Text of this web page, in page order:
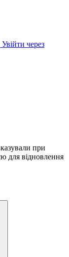
Увійти через
при
для відновлення